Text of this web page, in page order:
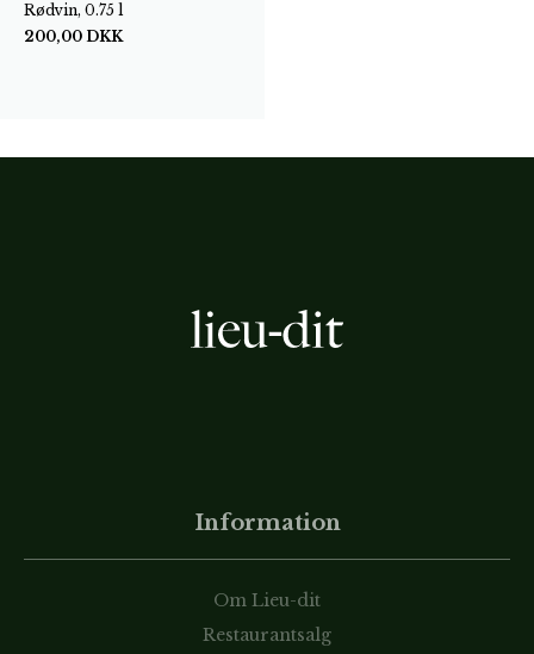
Rødvin, 0.75 l
200,00 DKK
Information
Om Lieu-dit
Restaurantsalg